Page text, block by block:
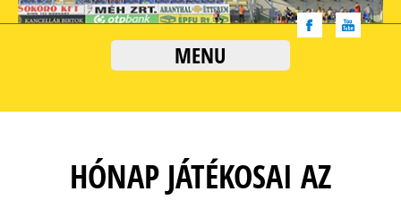
MENU
HÓNAP JÁTÉKOSAI AZ